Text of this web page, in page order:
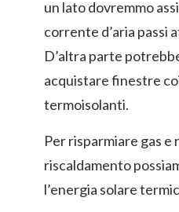
un lato dovremmo
corrente d’aria passi
D’altra parte
acquistare finestre
termoisolanti.
Per risparmiare gas e
riscaldamento
l’energia solare